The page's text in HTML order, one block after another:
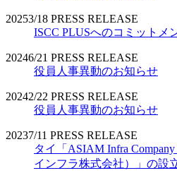
20253/18 PRESS RELEASE
ISCC PLUSへのコミットメ
20246/21 PRESS RELEASE
役員人事異動のお知らせ
20242/22 PRESS RELEASE
役員人事異動のお知らせ
20237/11 PRESS RELEASE
タイ「ASIAM Infra
インフラ株式会社）」の設